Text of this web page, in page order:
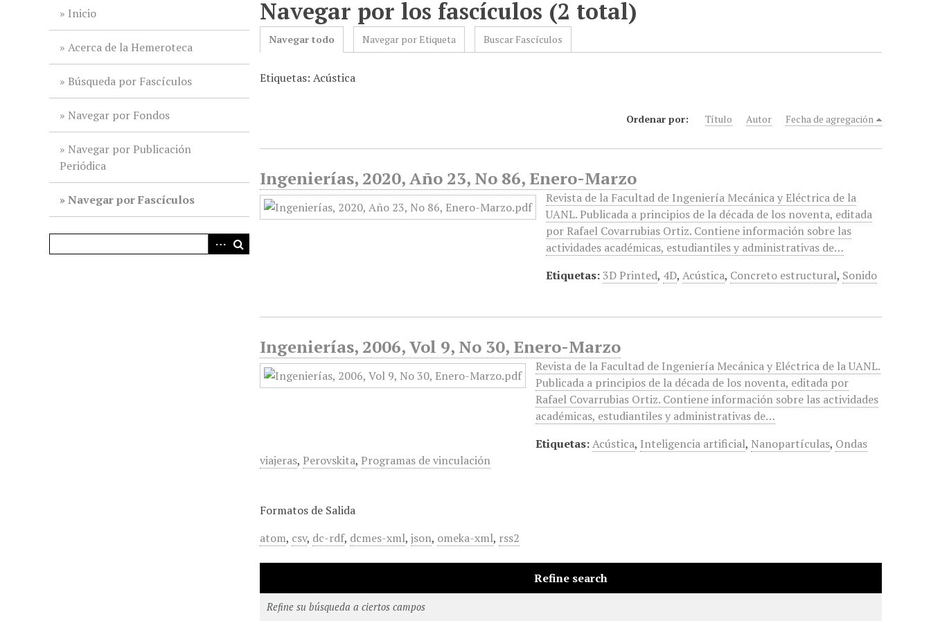
Inicio
Acerca de la Hemeroteca
Búsqueda por Fascículos
Navegar por Fondos
Navegar por Publicación
Periódica
Navegar por Fascículos
Navegar por los fascículos (2 total)
Navegar todo Navegar por Etiqueta Buscar Fascículos
Etiquetas: Acústica
Ordenar por: Título Autor Fecha de agregación
Ingenierías, 2020, Año 23, No 86, Enero-Marzo
Revista de la Facultad de Ingeniería Mecánica y Eléctrica de la
UANL. Publicada a principios de la década de los noventa, editada
por Rafael Covarrubias Ortiz. Contiene información sobre las
actividades académicas, estudiantiles y administrativas de…
Etiquetas: 3D Printed, 4D,Acústica, Concreto estructural, Sonido
Ingenierías, 2006, Vol 9, No 30, Enero-Marzo
Revista de la Facultad de Ingeniería Mecánica y Eléctrica de la UANL.
Publicada a principios de la década de los noventa, editada por
Rafael Covarrubias Ortiz. Contiene información sobre las actividades
académicas, estudiantiles y administrativas de…
Etiquetas:Acústica, Inteligencia artificial, Nanopartículas, Ondas
viajeras, Perovskita, Programas de vinculación
Formatos de Salida
atom, csv, dc-rdf, dcmes-xml,json, omeka-xml, rss2
Refine search
Refine su búsqueda a ciertos campos